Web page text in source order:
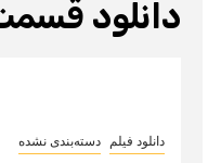
دانلود
دانلود فیلم دسته‌بندی نشده